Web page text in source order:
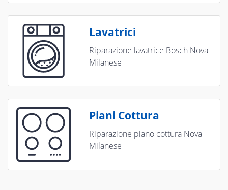
Lavatrici
Riparazione lavatrice Bosch Nova
Milanese
Piani Cottura
Riparazione piano cottura Nova
Milanese